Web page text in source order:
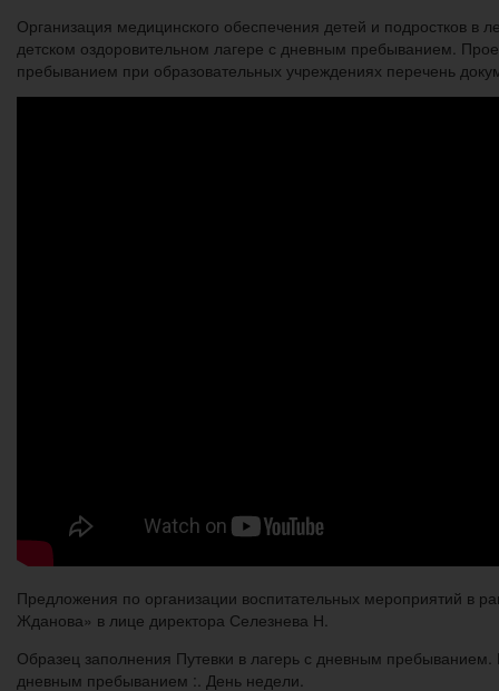
Организация медицинского обеспечения детей и подростков в
детском оздоровительном лагере с дневным пребыванием.
пребыванием при образовательных учреждениях перечень
Предложения по организации воспитательных мероприятий в
Жданова» в лице директора Селезнева Н.
Образец заполнения Путевки в лагерь с дневным пребыванием.
дневным пребыванием :. День недели.